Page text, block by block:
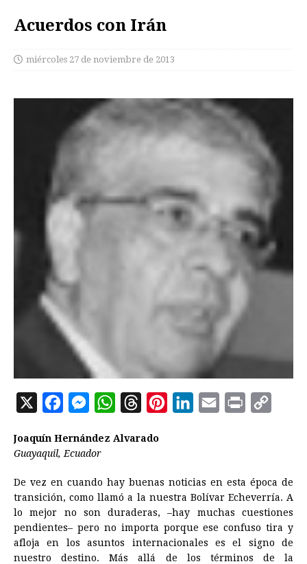
Acuerdos con Irán
miércoles 27 de noviembre de 2013
X
c
b
o
o
k
M
s
e
n
g
e
W
a
s
A
p
p
r
a
d
s
e
r
e
s
e
d
I
n
l
L
i
n
k
Joaquín Hernández Alvarado
Guayaquil, Ecuador
De vez en cuando hay buenas noticias en esta época de
transición, como llamó a la nuestra Bolívar Echeverría. A
lo mejor no son duraderas, –hay muchas cuestiones
pendientes– pero no importa porque ese confuso tira y
afloja en los asuntos internacionales es el signo de
nuestro destino. Más allá de los términos de la